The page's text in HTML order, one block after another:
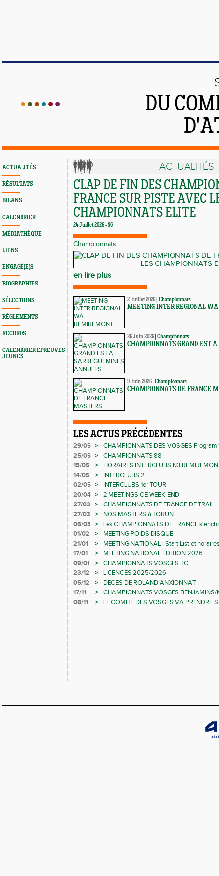
DU
ACTUALITÉS
RÉSULTATS
BILANS
CALENDRIER
MÉDIATHÈQUE
LIENS
ENGAGÉ(E)S
BIOGRAPHIES
SÉLECTIONS
RÈGLEMENTS
RECORDS
CALENDRIER EPREUVES
JEUNES
ACTUALITÉS
CLAP DE FIN DES
FRANCE SUR PISTE AVEC
CHAMPIONNATS ELITE
24 Juillet 2026 - SG
Championnats
en lire plus
2 Juillet 2026 Championnats
MEETING INTER REGIONAL
26 Juin 2026 Championnats
CHAMPIONNATS GRAND EST
9 Juin 2026 Championnats
CHAMPIONNATS DE FRANCE
LES ACTUS PRÉCÉDENTES
29/05 >
CHAMPIONNATS DES VOSGES
25/05 >
CHAMPIONNATS 88
15/05
>
HORAIRES INTERCLUBS N3
14/05
>
INTERCLUBS 2
02/05 >
INTERCLUBS 1er TOUR
20/04 >
2 MEETINGS CE WEEK-END
27/03
>
CHAMPIONNATS DE FRANCE DE TRAIL
27/03
>
NOS MASTERS à TORUN
06/03 >
Les CHAMPIONNATS DE FRANCE
01/02
>
MEETING POIDS DISQUE
21/01
>
MEETING NATIONAL : Start List et
17/01
>
MEETING NATIONAL EDITION 2026
09/01
>
CHAMPIONNATS VOSGES TC
23/12
>
LICENCES 2025/2026
05/12
>
DECES DE ROLAND ANXIONNAT
17/11
>
CHAMPIONNATS VOSGES BENJAMINS/
08/11
> LE COMITE DES VOSGES VA PRENDRE